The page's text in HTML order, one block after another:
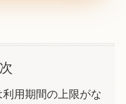
用期間の上限がな